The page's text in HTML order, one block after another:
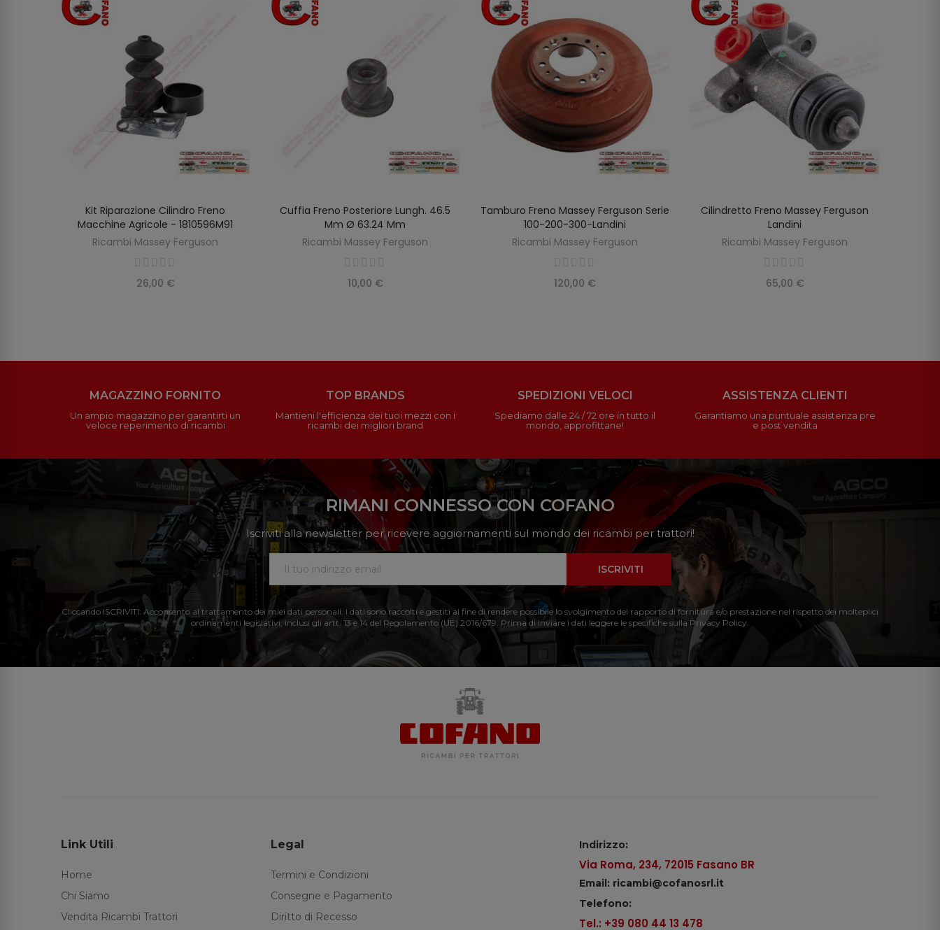
AGGIUNGI AL CARRELLO
Kit Riparazione Cilindro Freno
Macchine Agricole - 1810596M91
Ricambi Massey Ferguson
26,00 €
SCOPRIRE
Cuffia Freno Posteriore Lungh. 46.5
Mm Ø 63.24 Mm
Ricambi Massey Ferguson
10,00 €
SCOPRIRE
Tamburo Freno Massey Ferguson Serie
100-200-300-Landini
Ricambi Massey Ferguson
120,00 €
SCOPRIRE
Cilindretto Freno Massey Ferguson
Landini
Ricambi Massey Ferguson
65,00 €
MAGAZZINO FORNITO
Un ampio magazzino per garantirti un
veloce reperimento di ricambi
TOP BRANDS
Mantieni l'efficienza dei tuoi mezzi con i
ricambi dei migliori brand
SPEDIZIONI VELOCI
Spediamo dalle 24 / 72 ore in tutto il
mondo, approfittane!
ASSISTENZA CLIENTI
Garantiamo una puntuale assistenza pre
e post vendita
RIMANI CONNESSO CON COFANO
Iscriviti alla newsletter per ricevere aggiornamenti sul mondo dei ricambi per trattori!
ISCRIVITI
Cliccando ISCRIVITI: Acconsento al trattamento dei miei dati personali. I dati sono raccolti e gestiti al fine di rendere possibile lo svolgimento del rapporto di fornitura e/o prestazione nel rispetto dei molteplici
ordinamenti legislativi, inclusi gli artt. 13 e 14 del Regolamento (UE) 2016/679. Prima di inviare i dati leggere le specifiche sulla Privacy Policy.
Link Utili
Home
Chi Siamo
Vendita Ricambi Trattori
Legal
Termini e Condizioni
Consegne e Pagamento
Diritto di Recesso
Indirizzo:
Via Roma, 234, 72015 Fasano BR
Email: ricambi@cofanosrl.it
Telefono:
Tel.: +39 080 44 13 478